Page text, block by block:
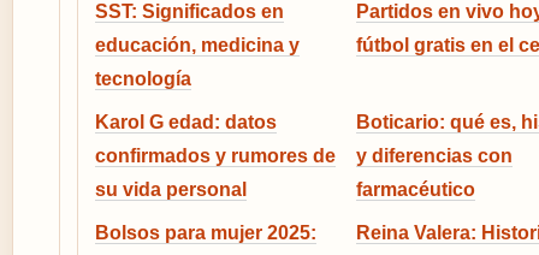
SST: Significados en
educación, medicina y
tecnología
Partidos en vivo
fútbol gratis en el
Karol G edad: datos
confirmados y rumores de
su vida personal
Boticario: qué es,
y diferencias con
farmacéutico
Bolsos para mujer 2025:
Reina Valera: